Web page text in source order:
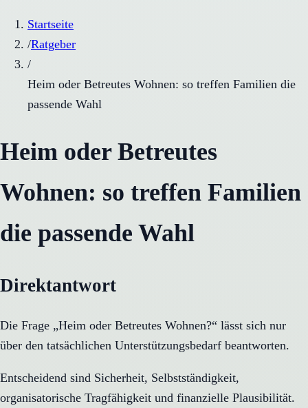
Startseite
/Ratgeber
/
Heim oder Betreutes Wohnen: so treffen Familien die
passende Wahl
Heim oder Betreutes
Wohnen: so treffen Familien
die passende Wahl
Direktantwort
Die Frage „Heim oder Betreutes Wohnen?“ lässt sich nur
über den tatsächlichen Unterstützungsbedarf beantworten.
Entscheidend sind Sicherheit, Selbstständigkeit,
organisatorische Tragfähigkeit und finanzielle Plausibilität.